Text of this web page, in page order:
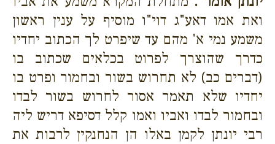
ואת אמו דאע"ג דוי"ו מוסיף על ענין ראשון
משמע נמי א' מהם עד שיפרט לך הכתוב יחדיו
כדרך שהוצרך לפרוט בכלאים שכתוב בו
(דברים כב) לא תחרוש בשור ובחמור ופרט בו
יחדיו שלא תאמר אסור לחרוש בשור לבדו
ובחמור לבדו ואביו ואמו קלל דסיפא דריש ליה
רבי יונתן לקמן באלו הן הנחנקין לרבות את